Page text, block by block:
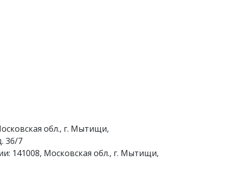
обл., г. Мытищи,
36/7
141008, Московская обл., г. Мытищи,